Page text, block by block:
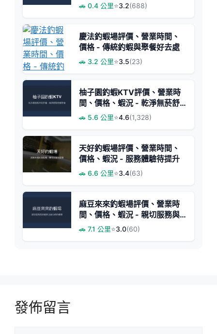
傳統釣蝦體驗
🚗 0.4 公里⭐3.2(688)
慶法釣蝦場評價、營業時間、
價格 - 傳統釣蝦與聚餐好去處
🚗 3.2 公里⭐3.5(23)
柚子園釣蝦KTV評價、營業時
間、價格、蝦況 - 乾淨無菸舒
適聚會釣場
🚗 5.6 公里⭐4.6(1,328)
天好釣蝦場評價、營業時間、
價格、蝦況 - 服務體驗待提升
🚗 6.6 公里⭐3.4(63)
麻豆來來釣蝦場評價、營業時
間、價格、蝦況 - 親切服務與
挑戰釣況
🚗 7.1 公里⭐3.0(60)
發佈留言